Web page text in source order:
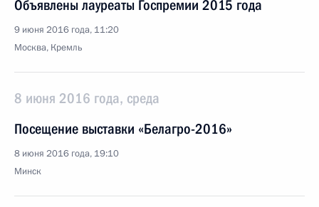
Объявлены лауреаты Госпремии 2015 года
9 июня 2016 года, 11:20
Москва, Кремль
8 июня 2016 года, среда
Посещение выставки «Белагро-2016»
8 июня 2016 года, 19:10
Минск